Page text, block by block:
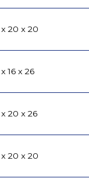
20 x 20
16 x 26
20 x 26
20 x 20